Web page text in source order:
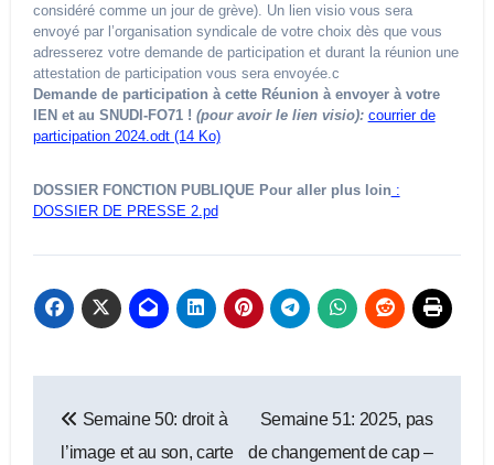
considéré comme un jour de grève). Un lien visio vous sera
envoyé par l’organisation syndicale de votre choix dès que vous
adresserez votre demande de participation et durant la réunion une
attestation de participation vous sera envoyée.c
Demande de participation à cette Réunion à envoyer à votre
IEN et au SNUDI-FO71 ! (pour avoir le lien visio): courrier de
participation 2024.odt (14 Ko)
DOSSIER FONCTION PUBLIQUE Pour aller plus loin :
DOSSIER DE PRESSE 2.pd
de
Semaine 50: droit à
l’image et au son, carte
Semaine 51: 2025, pas
de changement de cap –